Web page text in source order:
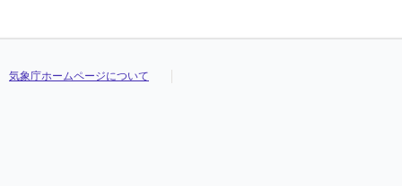
気象庁ホームページについて